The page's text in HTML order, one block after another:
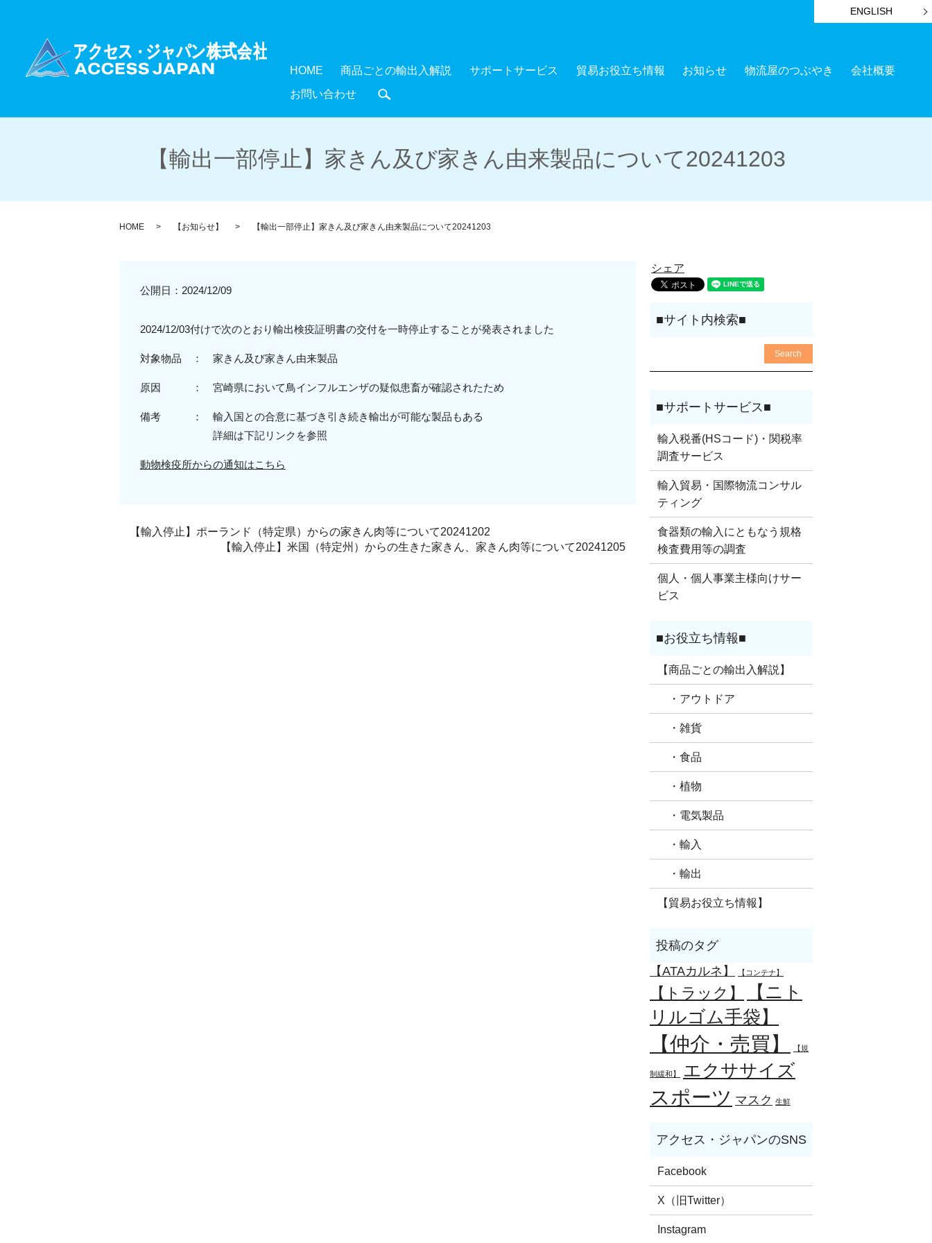
ENGLISH
HOME 商品ごとの輸出入解説 サポートサービス 貿易お役立ち情報 お知らせ 物流屋のつぶやき
会社概要
お問い合わせ
【輸出一部停止】家きん及び家きん由来製品について20241203
HOME 【お知らせ】 【輸出一部停止】家きん及び家きん由来製品について20241203
公開日： 2024/12/09
2024/12/03付けで次のとおり輸出検疫証明書の交付を一時停止することが発表されました
対象物品 ： 家きん及び家きん由来製品
原因 ： 宮崎県において鳥インフルエンザの疑似患畜が確認されたため
備考 ： 輸入国との合意に基づき引き続き輸出が可能な製品もある
詳細は下記リンクを参照
動物検疫所からの通知はこちら
【輸入停止】ポーランド（特定県）からの家きん肉等について20241202
【輸入停止】米国（特定州）からの生きた家きん、家きん肉等について20241205
シェア
輸入税番(HSコード)・関税率
調査サービス
輸入貿易・国際物流コンサル
ティング
食器類の輸入にともなう規格
検査費用等の調査
個人・個人事業主様向けサー
ビス
【商品ごとの輸出入解説】
・アウトドア
・雑貨
・食品
・植物
・電気製品
・輸入
・輸出
【貿易お役立ち情報】
【ATAカルネ】 【コンテナ】
【トラック】
【ニト
リルゴム手袋】
【仲介・売買】 【規
制緩和】 エクササイズ
スポーツ マスク 生鮮
Facebook
X（旧Twitter）
Instagram